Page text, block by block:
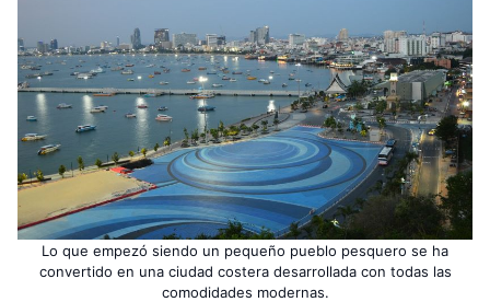
Lo que empezó siendo un pequeño pueblo pesquero se ha
convertido en una ciudad costera desarrollada con todas las
comodidades modernas.